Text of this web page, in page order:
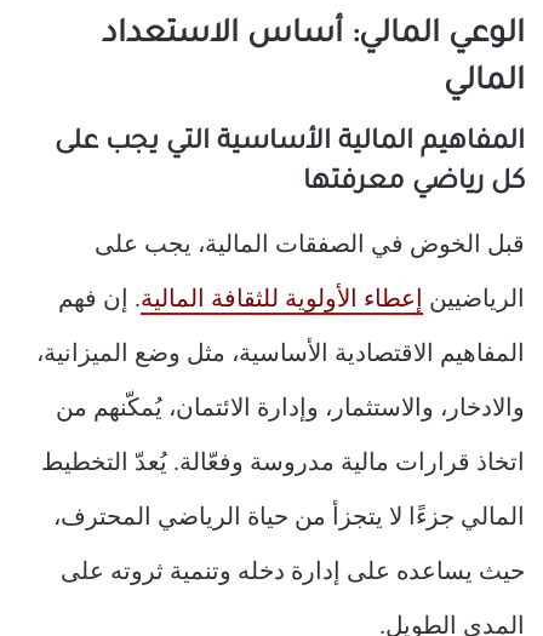
الوعي المالي: أساس الاستعداد
المالي
المفاهيم المالية الأساسية التي يجب على
كل رياضي معرفتها
قبل الخوض في الصفقات المالية، يجب على
الرياضيين إعطاء الأولوية للثقافة المالية. إن فهم
المفاهيم الاقتصادية الأساسية، مثل وضع الميزانية،
والادخار، والاستثمار، وإدارة الائتمان، يُمكّنهم من
اتخاذ قرارات مالية مدروسة وفعّالة. يُعدّ التخطيط
المالي جزءًا لا يتجزأ من حياة الرياضي المحترف،
حيث يساعده على إدارة دخله وتنمية ثروته على
المدى الطويل.